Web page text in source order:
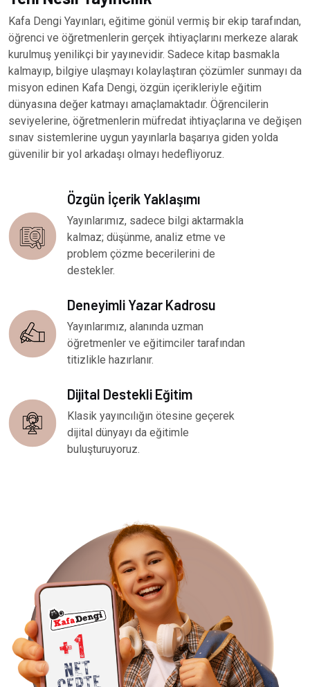
Kafa Dengi Yayınları, eğitime gönül vermiş bir ekip tarafından,
öğrenci ve öğretmenlerin gerçek ihtiyaçlarını merkeze alarak
kurulmuş yenilikçi bir yayınevidir. Sadece kitap basmakla
kalmayıp, bilgiye ulaşmayı kolaylaştıran çözümler sunmayı da
misyon edinen Kafa Dengi, özgün içerikleriyle eğitim
dünyasına değer katmayı amaçlamaktadır. Öğrencilerin
seviyelerine, öğretmenlerin müfredat ihtiyaçlarına ve değişen
sınav sistemlerine uygun yayınlarla başarıya giden yolda
güvenilir bir yol arkadaşı olmayı hedefliyoruz.
Özgün İçerik Yaklaşımı
Yayınlarımız, sadece bilgi aktarmakla
kalmaz; düşünme, analiz etme ve
problem çözme becerilerini de
destekler.
Deneyimli Yazar Kadrosu
Yayınlarımız, alanında uzman
öğretmenler ve eğitimciler tarafından
titizlikle hazırlanır.
Dijital Destekli Eğitim
Klasik yayıncılığın ötesine geçerek
dijital dünyayı da eğitimle
buluşturuyoruz.